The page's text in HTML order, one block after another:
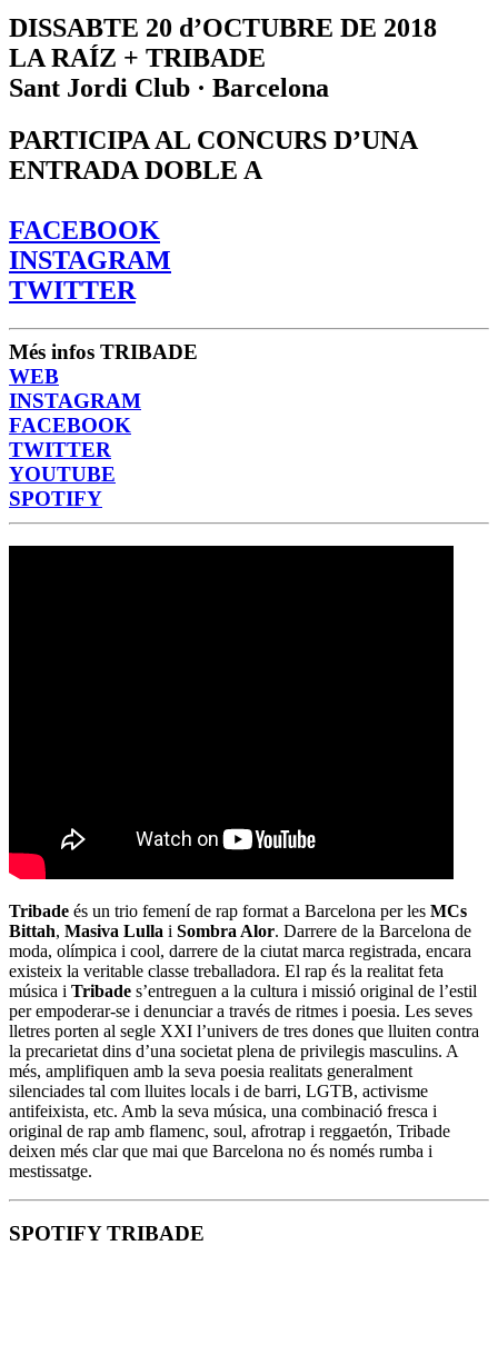
DISSABTE 20 d’OCTUBRE DE 2018
LA RAÍZ + TRIBADE
Sant Jordi Club · Barcelona
PARTICIPA AL CONCURS D’UNA
ENTRADA DOBLE A
FACEBOOK
INSTAGRAM
TWITTER
Més infos TRIBADE
WEB
INSTAGRAM
FACEBOOK
TWITTER
YOUTUBE
SPOTIFY
Tribade és un trio femení de rap format a Barcelona per les MCs
Bittah, Masiva Lulla i Sombra Alor. Darrere de la Barcelona de
moda, olímpica i cool, darrere de la ciutat marca registrada, encara
existeix la veritable classe treballadora. El rap és la realitat feta
música i Tribade s’entreguen a la cultura i missió original de l’estil
per empoderar-se i denunciar a través de ritmes i poesia. Les seves
lletres porten al segle XXI l’univers de tres dones que lluiten contra
la precarietat dins d’una societat plena de privilegis masculins. A
més, amplifiquen amb la seva poesia realitats generalment
silenciades tal com lluites locals i de barri, LGTB, activisme
antifeixista, etc. Amb la seva música, una combinació fresca i
original de rap amb flamenc, soul, afrotrap i reggaetón, Tribade
deixen més clar que mai que Barcelona no és només rumba i
mestissatge.
SPOTIFY TRIBADE